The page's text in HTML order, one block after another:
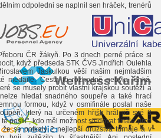
odpoledni se naplnil sen hráček, trenérů
ČR žákyň. Po 3 dnech perné práce si
když předseda STK ČVS Jindřich Oulehla
Jaskulkou věší našim nejmladšim
medaile. Cesta to rozhodně nebyla lehká,
se musely probít vlastní krajskou soutěží a
hledat snadného soupeře a také hrací
formou, když v osmifinále poslal naše
který na určeném hřišti hrál již své 3
posílí", kdo měl možnost sledovat finále proti
že se potkaly 2 nejlepší družstva turnaje a v